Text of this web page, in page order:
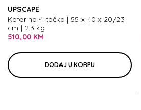
UPSCAPE
Kofer na 4 točka | 55 x 40 x 20/23
cm | 2.3 kg
510,00 KM
DODAJ U KORPU